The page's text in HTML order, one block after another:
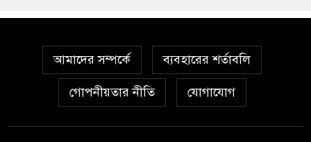
আমাদের সম্পর্কে ব্যবহারের শর্তাবলি
গোপনীয়তার নীতি যোগাযোগ